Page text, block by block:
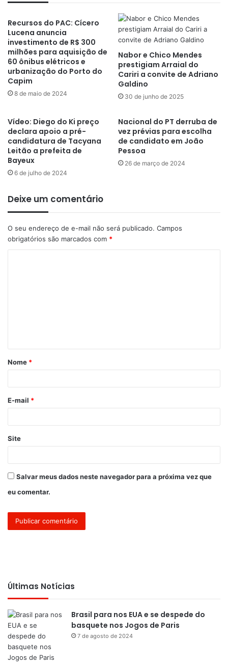
Recursos do PAC: Cícero
Lucena anuncia
investimento de R$ 300
milhões para aquisição de
60 ônibus elétricos e
urbanização do Porto do
Capim
8 de maio de 2024
Nabor e Chico Mendes
prestigiam Arraial do
Cariri a convite de Adriano
Galdino
30 de junho de 2025
Vídeo: Diego do Ki preço
declara apoio a pré-
candidatura de Tacyana
Leitão a prefeita de
Bayeux
6 de julho de 2024
Nacional do PT derruba de
vez prévias para escolha
de candidato em João
Pessoa
26 de março de 2024
Deixe um comentário
O seu endereço de e-mail não será publicado. Campos
obrigatórios são marcados com *
á
r
*
Nome *
E-mail *
Site
Salvar meus dados neste navegador para a próxima vez que
eu comentar.
Últimas Notícias
Brasil para nos EUA e se despede do
basquete nos Jogos de Paris
7 de agosto de 2024